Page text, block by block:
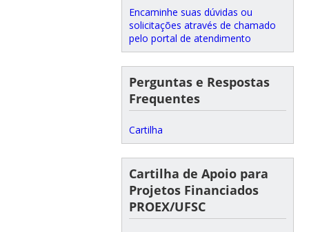
Encaminhe suas dúvidas ou
solicitações através de chamado
pelo portal de atendimento
Perguntas e Respostas
Frequentes
Cartilha
Cartilha de Apoio para
Projetos Financiados
PROEX/UFSC